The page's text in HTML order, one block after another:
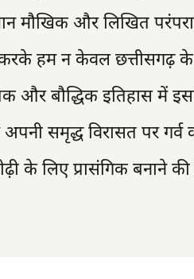
मौखिक और लिखित
करके हम न केवल
और बौद्धिक इतिहास में
समृद्ध विरासत पर गर्व
के लिए प्रासंगिक बनाने